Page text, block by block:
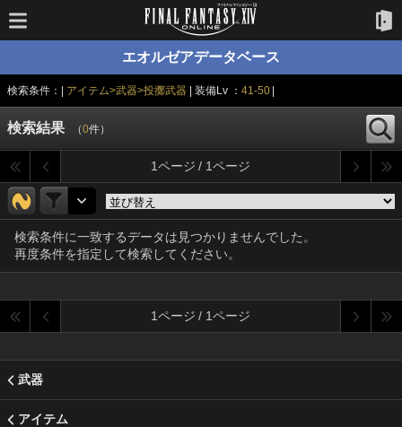
エオルゼアデータベース
検索条件：| アイテム>武器>投擲武器 | 装備Lv ： 41-50|
検索結果 （0件）
1ページ / 1ページ
検索条件に一致するデータは見つかりませんでした。
再度条件を指定して検索してください。
1ページ / 1ページ
武器
アイテム